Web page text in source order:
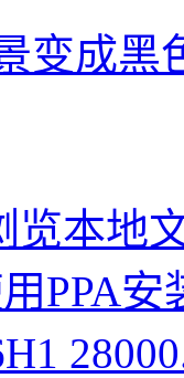
变成黑
览本地
PPA安